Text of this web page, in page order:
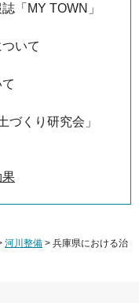
「MY TOWN」
いて
づくり研究会」
果
河川整備 > 兵庫県における治